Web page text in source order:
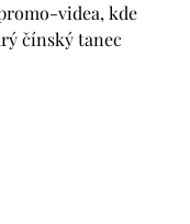
videa, kde
čínský tanec